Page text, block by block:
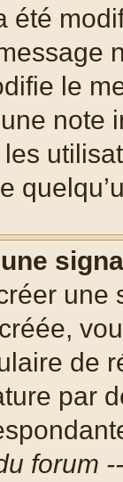
été
le
note
de
par
forum